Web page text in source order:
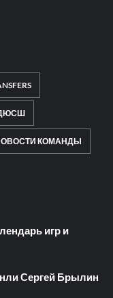
КОМАНДЫ
игр и
Сергей Брылин